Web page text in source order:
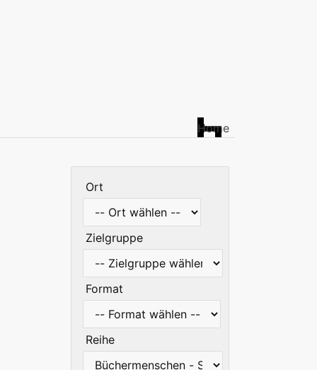
Home
Ort
Zielgruppe
Format
Reihe